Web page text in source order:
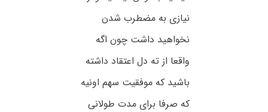
نیازی به مضطرب شدن
نخواهید داشت چون اگه
واقعا از ته دل اعتقاد داشته
باشید که موفقیت سهم اونیه
که صرفا برای مدت طولانی